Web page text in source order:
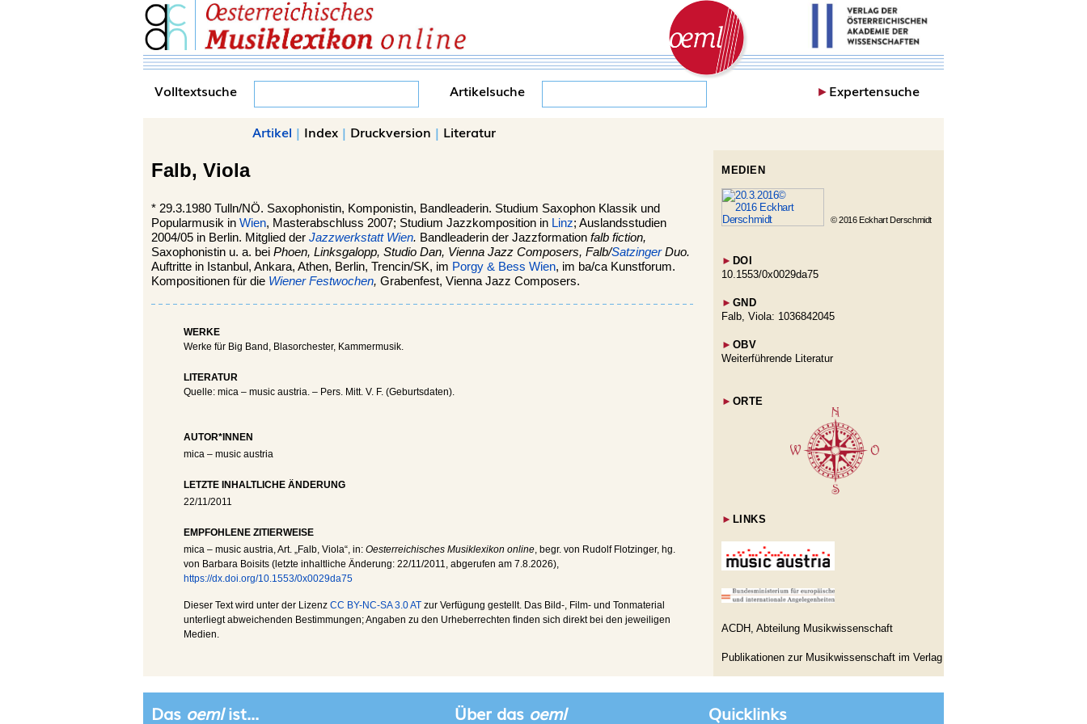
Volltextsuche Artikelsuche ►Expertensuche
Artikel | Index | Druckversion | Literatur
Falb, Viola
* 29.3.1980 Tulln/NÖ. Saxophonistin, Komponistin, Bandleaderin. Studium Saxophon Klassik und
Popularmusik in Wien, Masterabschluss 2007; Studium Jazzkomposition in Linz; Auslandsstudien
2004/05 in Berlin. Mitglied der Jazzwerkstatt Wien. Bandleaderin der Jazzformation falb fiction,
Saxophonistin u. a. bei Phoen, Linksgalopp, Studio Dan, Vienna Jazz Composers, Falb/SatzingerDuo.
Auftritte in Istanbul, Ankara, Athen, Berlin, Trencin/SK, im Porgy & Bess Wien, im ba/ca Kunstforum.
Kompositionen für die Wiener Festwochen, Grabenfest, Vienna Jazz Composers.
WERKE
Werke für Big Band, Blasorchester, Kammermusik.
LITERATUR
Quelle: mica – music austria. – Pers. Mitt. V. F. (Geburtsdaten).
AUTOR*INNEN
mica – music austria
LETZTE INHALTLICHE ÄNDERUNG
22/11/2011
EMPFOHLENE ZITIERWEISE
mica – music austria, Art. „Falb, Viola“, in: Oesterreichisches Musiklexikon online, begr. von Rudolf Flotzinger, hg.
von Barbara Boisits (letzte inhaltliche Änderung: 22/11/2011, abgerufen am 7.8.2026),
https://dx.doi.org/10.1553/0x0029da75
Dieser Text wird unter der Lizenz CC BY-NC-SA 3.0 AT zur Verfügung gestellt. Das Bild-, Film- und Tonmaterial
unterliegt abweichenden Bestimmungen; Angaben zu den Urheberrechten finden sich direkt bei den jeweiligen
Medien.
MEDIEN
© 2016 Eckhart Derschmidt
► DOI
10.1553/0x0029da75
► GND
Falb, Viola: 1036842045
► OBV
Weiterführende Literatur
► ORTE
► LINKS
ACDH, Abteilung Musikwissenschaft
Publikationen zur Musikwissenschaft im Verlag
Das oemlist... Über das oeml Quicklinks